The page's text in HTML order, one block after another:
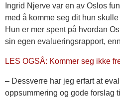
Ingrid Njerve var en av Oslos
med å komme seg dit hun
Hun er mer spent på hvordan
sin egen evalueringsrapport,
LES OGSÅ: Kommer seg ikke
– Dessverre har jeg erfart at
oppsummering og gode forslag